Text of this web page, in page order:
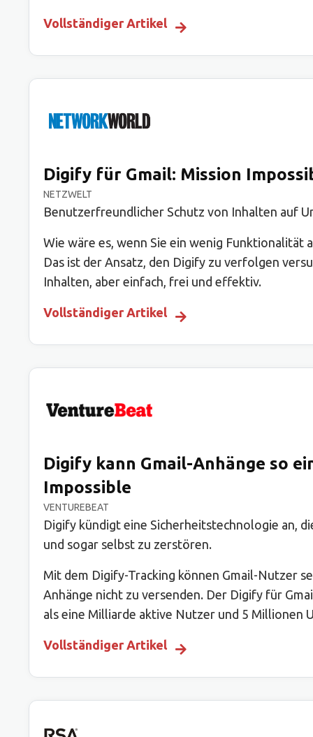
Vollständiger Artikel
Digify für Gmail: Mission
NETZWELT
Benutzerfreundlicher Schutz von Inhalten auf
Wie wäre es, wenn Sie ein wenig Funktionalität
Das ist der Ansatz, den Digify zu verfolgen
Inhalten, aber einfach, frei und effektiv.
Vollständiger Artikel
Digify kann Gmail-Anhänge so
Impossible
VENTUREBEAT
Digify kündigt eine Sicherheitstechnologie an,
und sogar selbst zu zerstören.
Mit dem Digify-Tracking können Gmail-Nutzer
Anhänge nicht zu versenden. Der Digify für
als eine Milliarde aktive Nutzer und 5 Millionen
Vollständiger Artikel